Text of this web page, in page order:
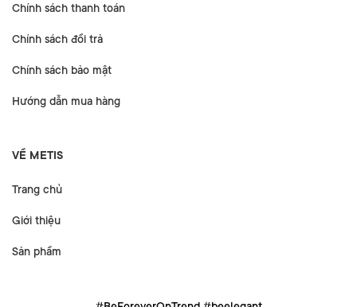
Chính sách thanh toán
Chính sách đổi trả
Chính sách bảo mật
Hướng dẫn mua hàng
VỀ METIS
Trang chủ
Giới thiệu
Sản phẩm